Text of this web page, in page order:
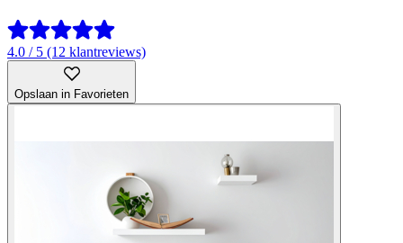
4.0 / 5 (12 klantreviews)
Opslaan in Favorieten